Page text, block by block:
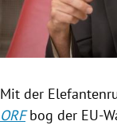
Untermenü
Untermenü
Untermenü
Mit der
ORFbog der EU-